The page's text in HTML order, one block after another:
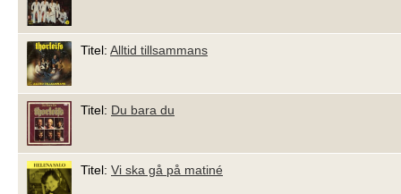
Titel: Alltid tillsammans
Titel: Du bara du
Titel: Vi ska gå på matiné